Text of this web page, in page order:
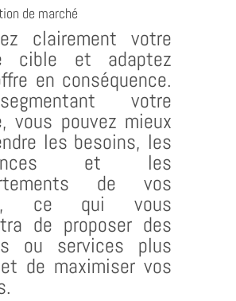
de marché
clairement votre
cible et adaptez
en conséquence.
votre
vous pouvez mieux
les besoins, les
et les
de vos
ce qui vous
de proposer des
ou services plus
de maximiser vos